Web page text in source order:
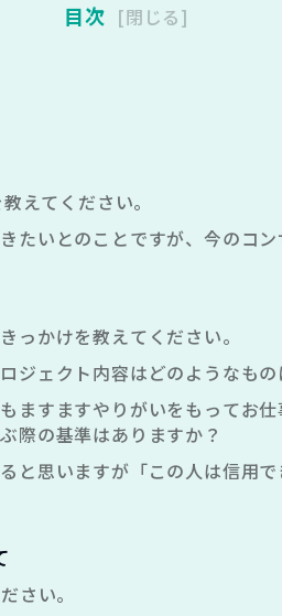
目次 閉じる
えてください。
たいとのことですが、今のコ
っかけを教えてください。
ジェクト内容はどのようなもの
ますますやりがいをもってお
際の基準はありますか？
と思いますが「この人は信用
さい。